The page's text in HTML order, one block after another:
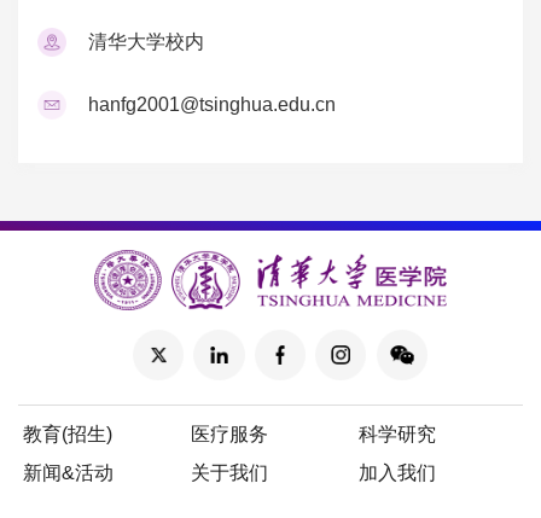
清华大学校内
hanfg2001@tsinghua.edu.cn
教育(招生) 医疗服务
科学研究
新闻&活动
关于我们 加入我们